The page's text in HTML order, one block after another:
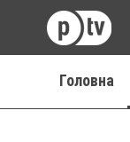
Головна